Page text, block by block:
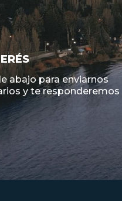
abajo para enviarnos
y te responderemos